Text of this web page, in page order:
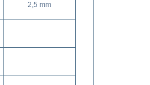
2,5 mm